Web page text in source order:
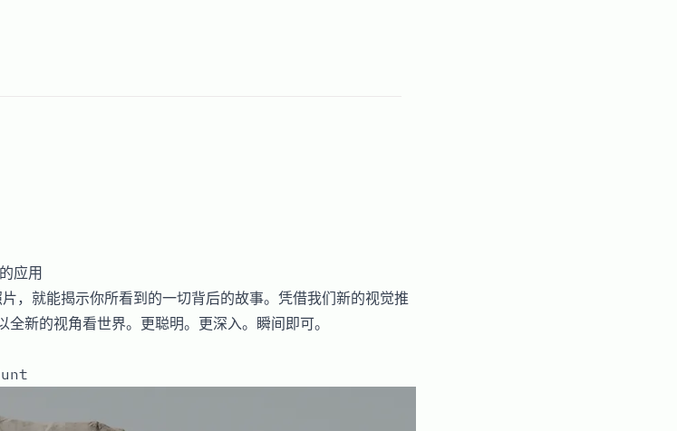
应用
，就能揭示你所看到的一切背后的故事。凭借我们新的视觉推
新的视角看世界。更聪明。更深入。瞬间即可。